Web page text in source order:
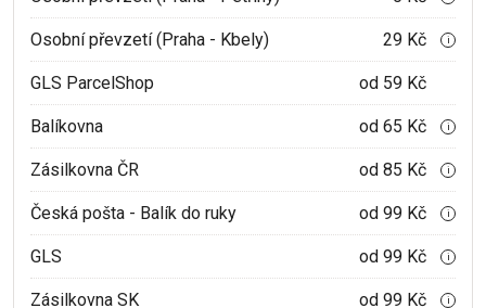
Osobní převzetí (Praha - Kbely) 29 Kč i
GLS ParcelShop od 59 Kč
Balíkovna od 65 Kč i
Zásilkovna ČR od 85 Kč i
Česká pošta - Balík do ruky od 99 Kč i
GLS od 99 Kč i
Zásilkovna SK od 99 Kč i